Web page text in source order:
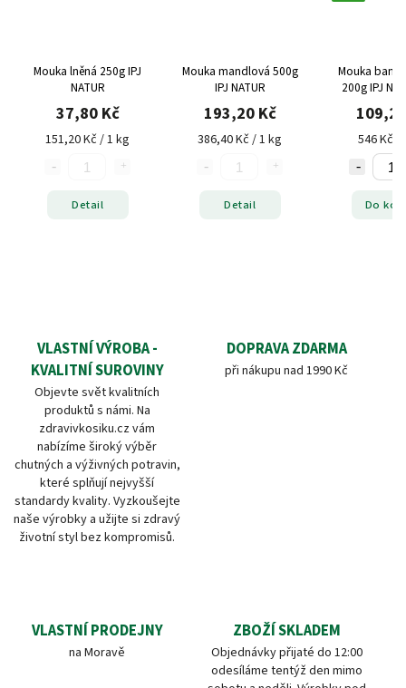
Mouka lněná 250g IPJ
NATUR
37,80 Kč
151,20 Kč / 1 kg
Detail
Mouka mandlová 500g
IPJ NATUR
193,20 Kč
386,40 Kč / 1 kg
Detail
Mouka
200g IPJ NATUR bez
lepku
546 Kč /
Do
VLASTNÍ VÝROBA -
KVALITNÍ SUROVINY
Objevte svět kvalitních
produktů s námi. Na
zdravivkosiku.cz vám
nabízíme široký výběr
chutných a výživných potravin,
které splňují nejvyšší
standardy kvality. Vyzkoušejte
naše výrobky a užijte si zdravý
životní styl bez kompromisů.
DOPRAVA ZDARMA
při nákupu nad 1990 Kč
VLASTNÍ PRODEJNY
na Moravě
ZBOŽÍ SKLADEM
Objednávky přijaté do 12:00
odesíláme tentýž den mimo